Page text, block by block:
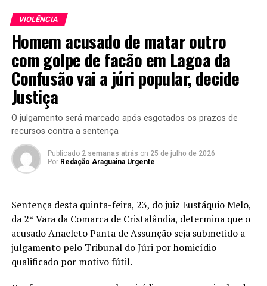
VIOLÊNCIA
Homem acusado de matar outro
com golpe de facão em Lagoa da
Confusão vai a júri popular, decide
Justiça
O julgamento será marcado após esgotados os prazos de
recursos contra a sentença
Publicado 2 semanas atrás on 25 de julho de 2026
Por Redação Araguaina Urgente
Sentença desta quinta-feira, 23, do juiz Eustáquio Melo,
da 2ª Vara da Comarca de Cristalândia, determina que o
acusado Anacleto Panta de Assunção seja submetido a
julgamento pelo Tribunal do Júri por homicídio
qualificado por motivo fútil.